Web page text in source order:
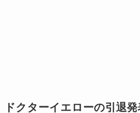
ドクターイエローの引退